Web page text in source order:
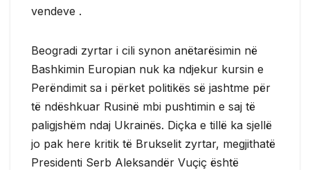
vendeve .
Beogradi zyrtar i cili synon anëtarësimin në
Bashkimin Europian nuk ka ndjekur kursin e
Perëndimit sa i përket politikës së jashtme për
të ndëshkuar Rusinë mbi pushtimin e saj të
paligjshëm ndaj Ukrainës. Diçka e tillë ka sjellë
jo pak here kritik të Brukselit zyrtar, megjithatë
Presidenti Serb Aleksandër Vuçiç është